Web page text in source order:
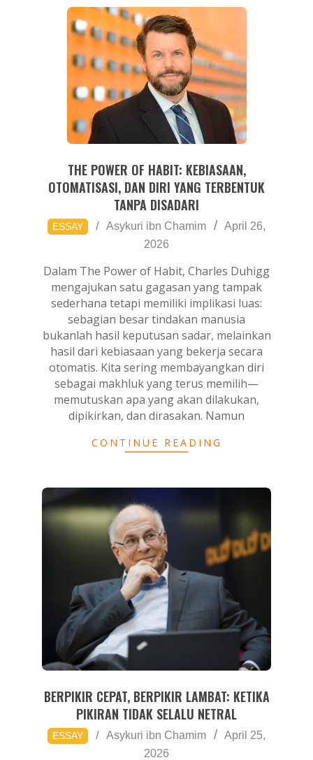
THE POWER OF HABIT: KEBIASAAN,
OTOMATISASI, DAN DIRI YANG TERBENTUK
TANPA DISADARI
2026-
04-
ESSAY Asykuri ibn Chamim
April 26,
2026
Dalam The Power of Habit, Charles Duhigg
mengajukan satu gagasan yang tampak
sederhana tetapi memiliki implikasi luas:
sebagian besar tindakan manusia
bukanlah hasil keputusan sadar, melainkan
hasil dari kebiasaan yang bekerja secara
otomatis. Kita sering membayangkan diri
sebagai makhluk yang terus memilih—
memutuskan apa yang akan dilakukan,
dipikirkan, dan dirasakan. Namun
CONTINUE READING
BERPIKIR CEPAT, BERPIKIR LAMBAT: KETIKA
PIKIRAN TIDAK SELALU NETRAL
2026-
04-
ESSAY Asykuri ibn Chamim
April 25,
2026